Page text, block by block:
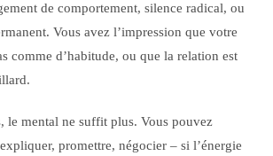
de comportement, silence radical, ou
Vous avez l’impression que votre
comme d’habitude, ou que la relation est
le mental ne suffit plus. Vous pouvez
promettre, négocier – si l’énergie